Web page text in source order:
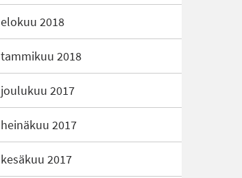
elokuu 2018
tammikuu 2018
joulukuu 2017
heinäkuu 2017
kesäkuu 2017